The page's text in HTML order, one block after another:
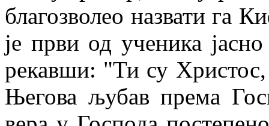
благозволео назвати га
је први од ученика
рекавши: "Ти су
Његова љубав према